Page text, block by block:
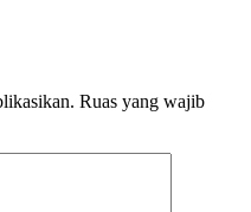
Ruas yang wajib